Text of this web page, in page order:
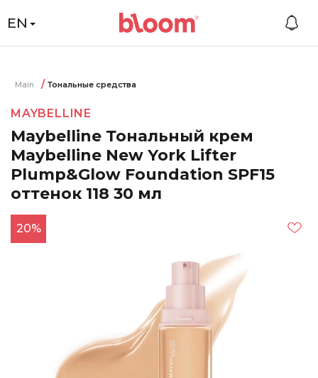
EN
Main Тональные средства
MAYBELLINE
Maybelline Тональный крем
Maybelline New York Lifter
Plump&Glow Foundation SPF15
оттенок 118 30 мл
20%